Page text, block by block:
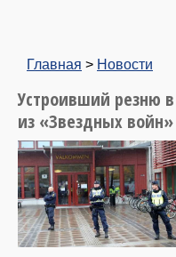
Главная > Новости
Устроивший резню
из «Звездных войн»